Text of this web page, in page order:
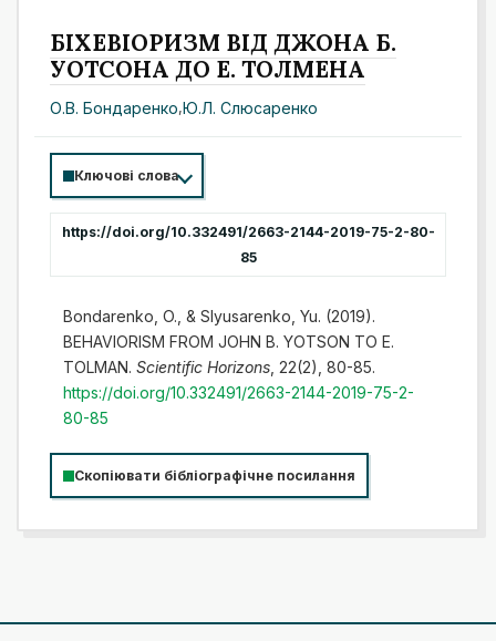
БІХЕВІОРИЗМ ВІД ДЖОНА Б.
УОТСОНА ДО Е. ТОЛМЕНА
О.В. Бондаренко,Ю.Л. Слюсаренко
Ключові слова
https://doi.org/10.332491/2663-2144-2019-75-2-80-
85
Bondarenko, O., & Slyusarenko, Yu. (2019).
BEHAVIORISM FROM JOHN B. YOTSON TO E.
TOLMAN. Scientific Horizons, 22(2), 80-85.
https://doi.org/10.332491/2663-2144-2019-75-2-
80-85
Скопіювати бібліографічне посилання